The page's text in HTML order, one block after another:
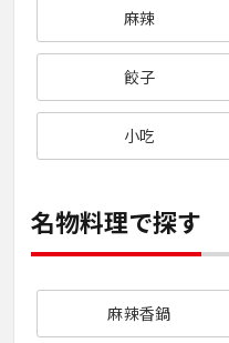
麻辣
餃子
小吃
名物料理で探す
麻辣香鍋